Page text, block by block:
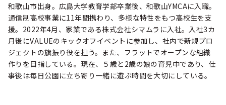
和歌山市出身。広島大学教育学部卒業後、和歌山YMCAに入職。
通信制高校事業に11年間携わり、多様な特性をもつ高校生を支
援。2022年4月、家業である株式会社シマムラに入社。入社3カ
月後にVALUEのキックオフイベントに参加し、社内で新規プロ
ジェクトの旗振り役を担う。また、フラットでオープンな組織
作りを目指している。現在、５歳と2歳の娘の育児中であり、仕
事後は毎日公園に立ち寄り一緒に遊ぶ時間を大切にしている。